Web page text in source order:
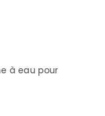
à eau pour